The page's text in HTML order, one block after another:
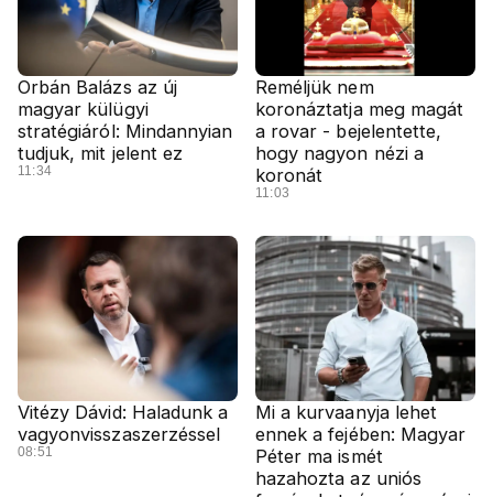
Orbán Balázs az új
magyar külügyi
stratégiáról: Mindannyian
tudjuk, mit jelent ez
11:34
Reméljük nem
koronáztatja meg magát
a rovar - bejelentette,
hogy nagyon nézi a
koronát
11:03
Vitézy Dávid: Haladunk a
vagyonvisszaszerzéssel
08:51
Mi a kurvaanyja lehet
ennek a fejében: Magyar
Péter ma ismét
hazahozta az uniós